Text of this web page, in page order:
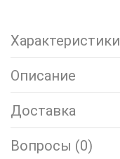
Характеристики
Описание
Доставка
Вопросы (0)